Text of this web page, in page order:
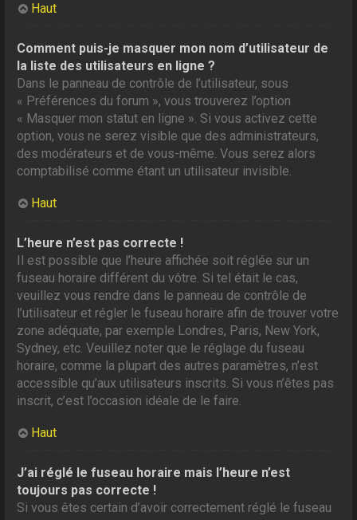
Haut
Comment puis-je masquer mon nom d’utilisateur de
la liste des utilisateurs en ligne ?
Dans le panneau de contrôle de l’utilisateur, sous
« Préférences du forum », vous trouverez l’option
« Masquer mon statut en ligne ». Si vous activez cette
option, vous ne serez visible que des administrateurs,
des modérateurs et de vous-même. Vous serez alors
comptabilisé comme étant un utilisateur invisible.
Haut
L’heure n’est pas correcte !
Il est possible que l’heure affichée soit réglée sur un
fuseau horaire différent du vôtre. Si tel était le cas,
veuillez vous rendre dans le panneau de contrôle de
l’utilisateur et régler le fuseau horaire afin de trouver votre
zone adéquate, par exemple Londres, Paris, New York,
Sydney, etc. Veuillez noter que le réglage du fuseau
horaire, comme la plupart des autres paramètres, n’est
accessible qu’aux utilisateurs inscrits. Si vous n’êtes pas
inscrit, c’est l’occasion idéale de le faire.
Haut
J’ai réglé le fuseau horaire mais l’heure n’est
toujours pas correcte !
Si vous êtes certain d’avoir correctement réglé le fuseau